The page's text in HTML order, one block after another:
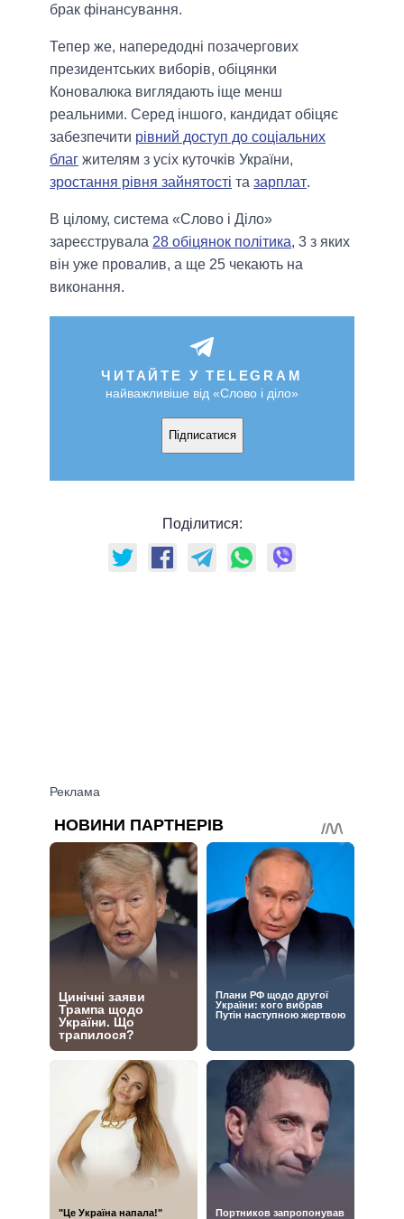
брак фінансування.
Тепер же, напередодні позачергових
президентських виборів, обіцянки
Коновалюка виглядають іще менш
реальними. Серед іншого, кандидат обіцяє
забезпечити рівний доступ до соціальних
благ жителям з усіх куточків України,
зростання рівня зайнятості та зарплат.
В цілому, система «Слово і Діло»
зареєструвала 28 обіцянок політика, 3 з яких
він уже провалив, а ще 25 чекають на
виконання.
ЧИТАЙТЕ У TELEGRAM
найважливіше від «Слово і діло»
Підписатися
Поділитися: